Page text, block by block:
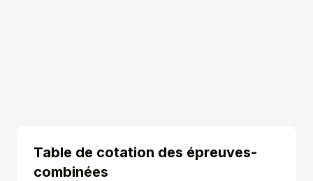
Table de cotation des épreuves-
combinées